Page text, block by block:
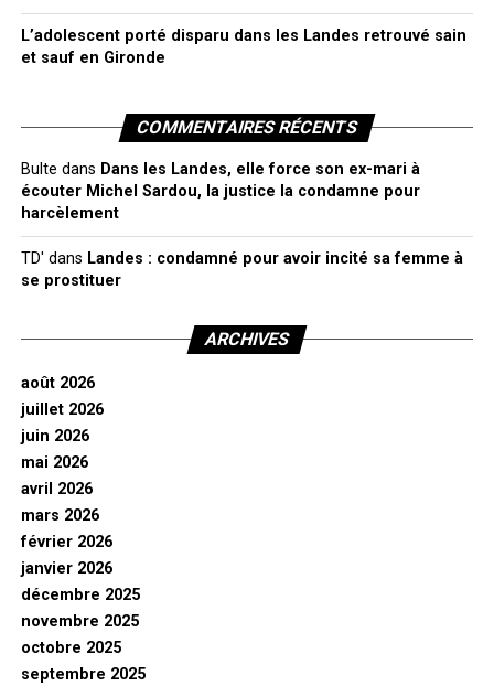
L’adolescent porté disparu dans les Landes retrouvé sain
et sauf en Gironde
COMMENTAIRES RÉCENTS
Bulte dans Dans les Landes, elle force son ex-mari à
écouter Michel Sardou, la justice la condamne pour
harcèlement
TD' dans Landes : condamné pour avoir incité sa femme à
se prostituer
ARCHIVES
août 2026
juillet 2026
juin 2026
mai 2026
avril 2026
mars 2026
février 2026
janvier 2026
décembre 2025
novembre 2025
octobre 2025
septembre 2025